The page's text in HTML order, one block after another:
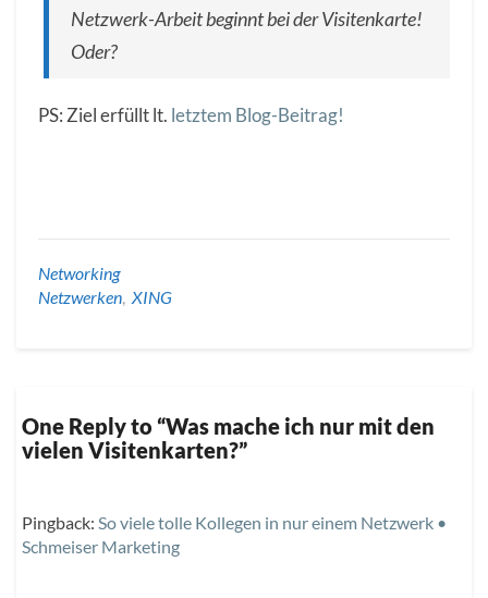
Netzwerk-Arbeit beginnt bei der Visitenkarte!
Oder?
PS: Ziel erfüllt lt. letztem Blog-Beitrag!
Networking
Netzwerken, XING
One Reply to “Was mache ich nur mit den
vielen Visitenkarten?”
Pingback: So viele tolle Kollegen in nur einem Netzwerk •
Schmeiser Marketing